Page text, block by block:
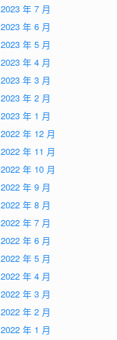
2023 年 7 月
2023 年 6 月
2023 年 5 月
2023 年 4 月
2023 年 3 月
2023 年 2 月
2023 年 1 月
2022 年 12 月
2022 年 11 月
2022 年 10 月
2022 年 9 月
2022 年 8 月
2022 年 7 月
2022 年 6 月
2022 年 5 月
2022 年 4 月
2022 年 3 月
2022 年 2 月
2022 年 1 月